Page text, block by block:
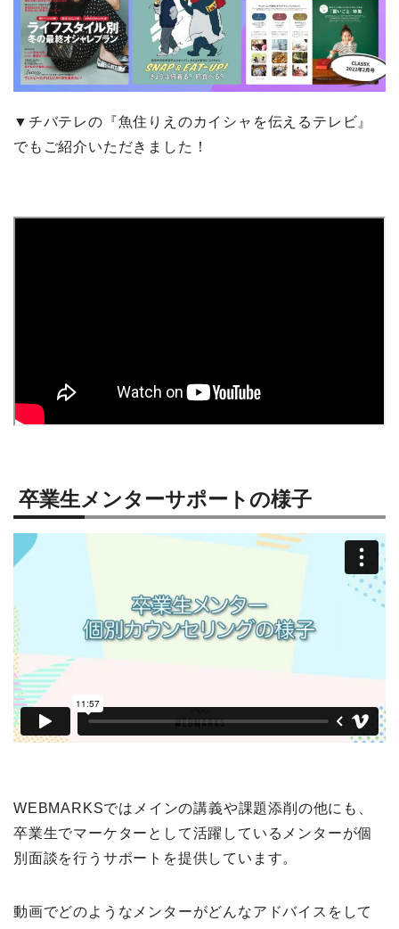
▼チバテレの『魚住りえのカイシャを伝えるテレビ』
でもご紹介いただきました！
卒業生メンターサポートの様子
WEBMARKSではメインの講義や課題添削の他にも、
卒業生でマーケターとして活躍しているメンターが個
別面談を行うサポートを提供しています。
動画でどのようなメンターがどんなアドバイスをして